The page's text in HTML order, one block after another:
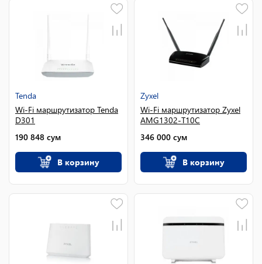
Tenda
Wi-Fi маршрутизатор Tenda
D301
190 848 сум
В корзину
Zyxel
Wi-Fi маршрутизатор Zyxel
AMG1302-T10C
346 000 сум
В корзину